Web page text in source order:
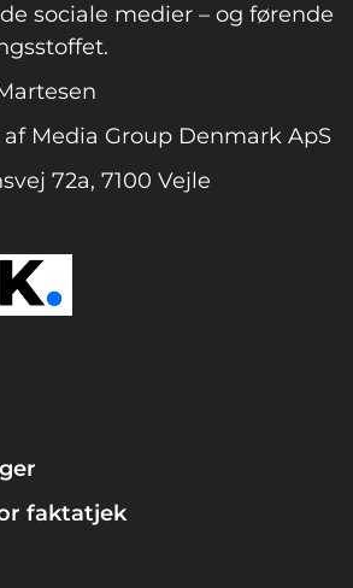
sociale medier – og førende
Media Group Denmark ApS
72a, 7100 Vejle
faktatjek